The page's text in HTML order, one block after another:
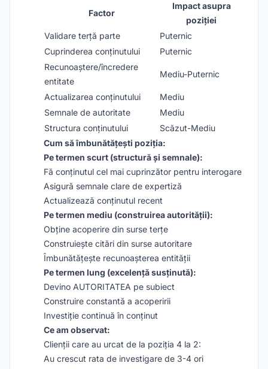
Factor
Impact asupra
poziției
Validare terță parte
Puternic
Cuprinderea conținutului
Puternic
Recunoaștere/încredere
entitate
Mediu-Puternic
Actualizarea conținutului
Mediu
Semnale de autoritate
Mediu
Structura conținutului
Scăzut-Mediu
Cum să îmbunătățești poziția:
Pe termen scurt (structură și semnale):
Fă conținutul cel mai cuprinzător pentru interogare
Asigură semnale clare de expertiză
Actualizează conținutul recent
Pe termen mediu (construirea autorității):
Obține acoperire din surse terțe
Construiește citări din surse autoritare
Îmbunătățește recunoașterea entității
Pe termen lung (excelență susținută):
Devino AUTORITATEA pe subiect
Construire constantă a acoperirii
Investiție continuă în conținut
Ce am observat:
Clienții care au urcat de la poziția 4 la 2:
Au crescut rata de investigare de 3-4 ori